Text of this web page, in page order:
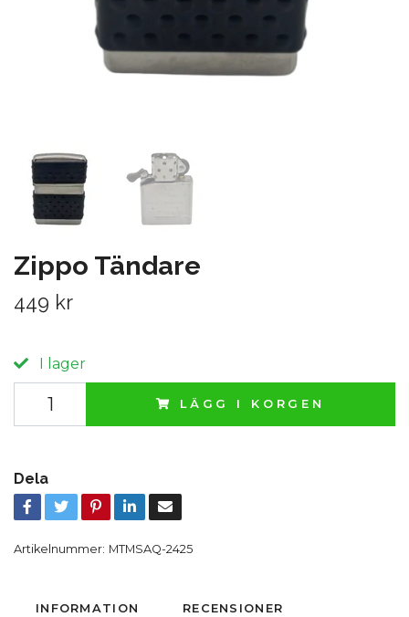
Zippo Tändare
449 kr
I lager
LÄGG I KORGEN
Dela
Artikelnummer: MTMSAQ-2425
INFORMATION RECENSIONER